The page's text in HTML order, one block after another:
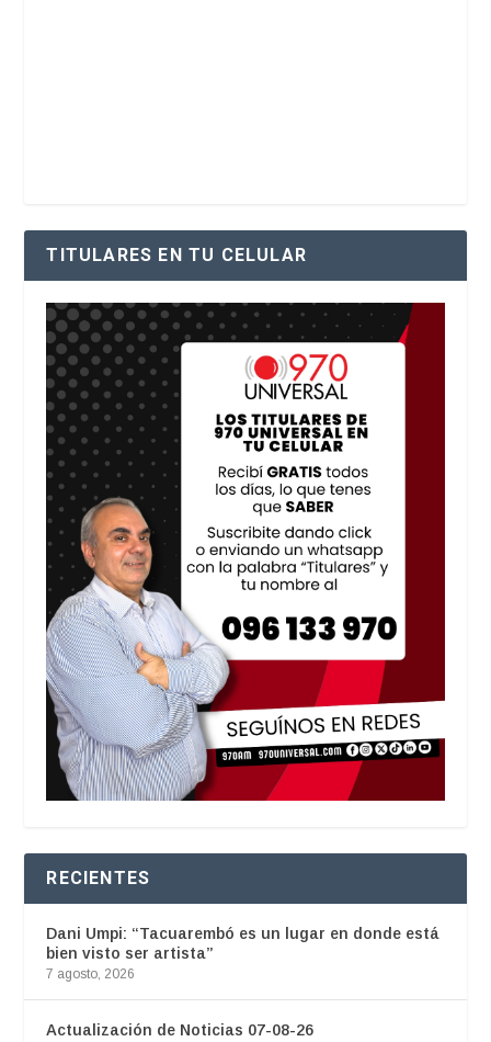
TITULARES EN TU CELULAR
RECIENTES
Dani Umpi: “Tacuarembó es un lugar en donde está
bien visto ser artista”
7 agosto, 2026
Actualización de Noticias 07-08-26